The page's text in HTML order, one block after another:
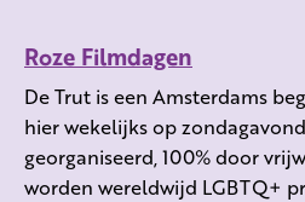
Roze Filmdagen
De Trut is een Amsterdams
hier wekelijks op
georganiseerd, 100% door
worden wereldwijd LGBTQ+